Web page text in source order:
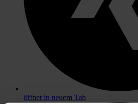
öffnet in neuem Tab